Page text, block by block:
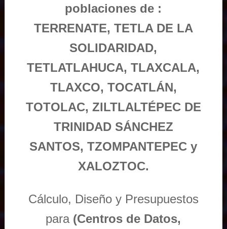
poblaciones de :
TERRENATE, TETLA DE LA
SOLIDARIDAD,
TETLATLAHUCA, TLAXCALA,
TLAXCO, TOCATLÁN,
TOTOLAC, ZILTLALTÉPEC DE
TRINIDAD SÁNCHEZ
SANTOS, TZOMPANTEPEC y
XALOZTOC.
Cálculo, Diseño y Presupuestos
para (Centros de Datos,